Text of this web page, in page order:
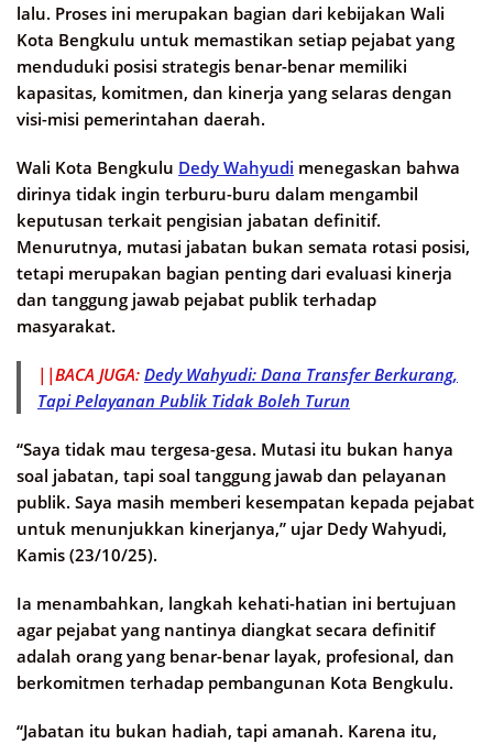
lalu. Proses ini merupakan bagian dari kebijakan Wali
Kota Bengkulu untuk memastikan setiap pejabat yang
menduduki posisi strategis benar-benar memiliki
kapasitas, komitmen, dan kinerja yang selaras dengan
visi-misi pemerintahan daerah.
Wali Kota Bengkulu Dedy Wahyudi menegaskan bahwa
dirinya tidak ingin terburu-buru dalam mengambil
keputusan terkait pengisian jabatan definitif.
Menurutnya, mutasi jabatan bukan semata rotasi posisi,
tetapi merupakan bagian penting dari evaluasi kinerja
dan tanggung jawab pejabat publik terhadap
masyarakat.
||BACA JUGA: Dedy Wahyudi: Dana Transfer Berkurang,
Tapi Pelayanan Publik Tidak Boleh Turun
“Saya tidak mau tergesa-gesa. Mutasi itu bukan hanya
soal jabatan, tapi soal tanggung jawab dan pelayanan
publik. Saya masih memberi kesempatan kepada pejabat
untuk menunjukkan kinerjanya,” ujar Dedy Wahyudi,
Kamis (23/10/25).
Ia menambahkan, langkah kehati-hatian ini bertujuan
agar pejabat yang nantinya diangkat secara definitif
adalah orang yang benar-benar layak, profesional, dan
berkomitmen terhadap pembangunan Kota Bengkulu.
“Jabatan itu bukan hadiah, tapi amanah. Karena itu,